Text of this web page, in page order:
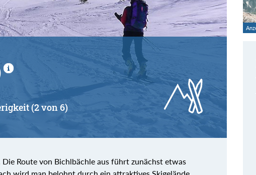
(2 von 6)
Route von Bichlbächle aus führt zunächst etwas